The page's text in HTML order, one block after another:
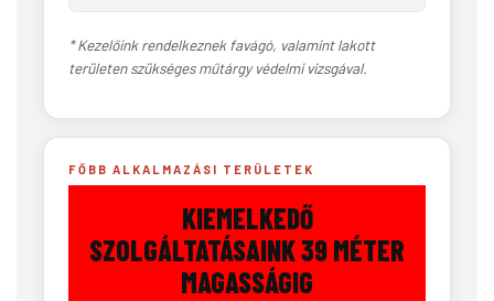
* Kezelőink rendelkeznek favágó, valamint lakott
területen szükséges műtárgy védelmi vizsgával.
FŐBB ALKALMAZÁSI TERÜLETEK
KIEMELKEDŐ
SZOLGÁLTATÁSAINK 39 MÉTER
MAGASSÁGIG